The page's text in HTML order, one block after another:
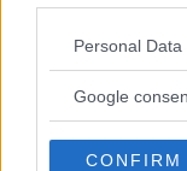
Please note that
not limited to your
use your data for
consent section.
Personal
Google
CONFIRM
A
del nido, le
obbligatorie